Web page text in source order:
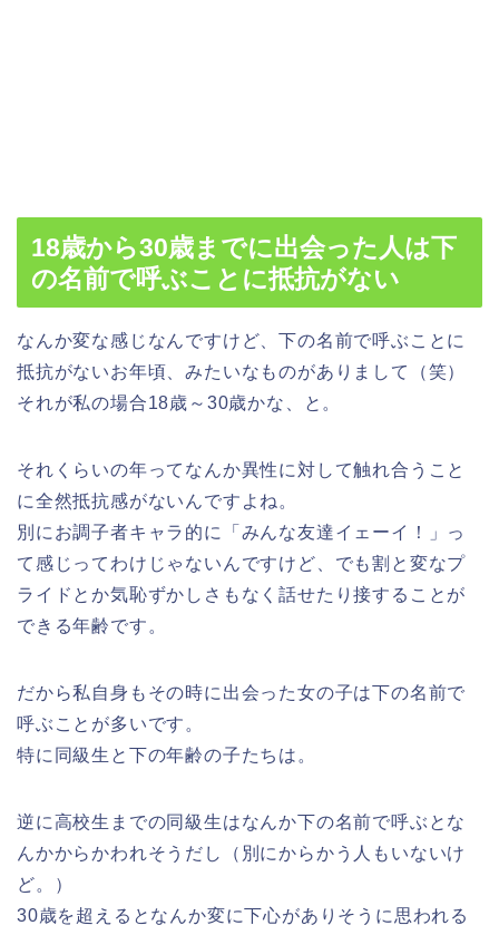
18歳から30歳までに出会った人は下
の名前で呼ぶことに抵抗がない
なんか変な感じなんですけど、下の名前で呼ぶことに
抵抗がないお年頃、みたいなものがありまして（笑）
それが私の場合18歳～30歳かな、と。
それくらいの年ってなんか異性に対して触れ合うこと
に全然抵抗感がないんですよね。
別にお調子者キャラ的に「みんな友達イェーイ！」っ
て感じってわけじゃないんですけど、でも割と変なプ
ライドとか気恥ずかしさもなく話せたり接することが
できる年齢です。
だから私自身もその時に出会った女の子は下の名前で
呼ぶことが多いです。
特に同級生と下の年齢の子たちは。
逆に高校生までの同級生はなんか下の名前で呼ぶとな
んかからかわれそうだし（別にからかう人もいないけ
ど。）
30歳を超えるとなんか変に下心がありそうに思われる